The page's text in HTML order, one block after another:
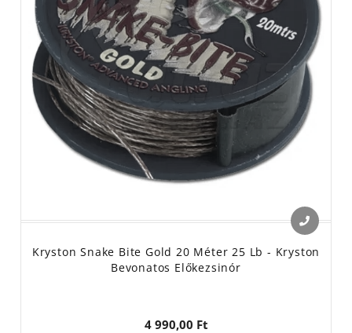
Kryston Snake Bite Gold 20 Méter 25 Lb - Kryston
Bevonatos Előkezsinór
4 990,00 Ft